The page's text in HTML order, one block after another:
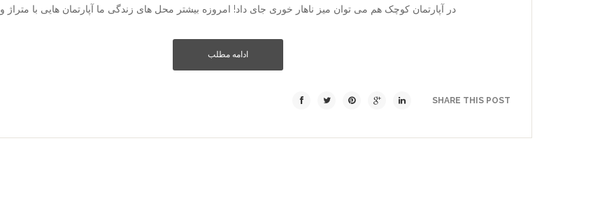
در آپارتمان­ کوچک هم می­ توان میز ناهار خوری جای داد! امروزه بیشتر محل­ های زندگی ما آپارتمان­ هایی با متراژ و
ادامه مطلب
SHARE THIS POST